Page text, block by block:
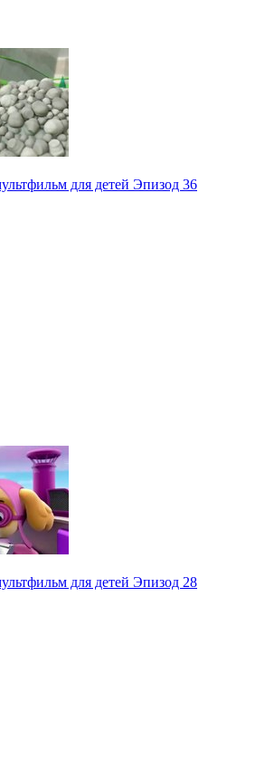
для детей Эпизод 36
для детей Эпизод 28